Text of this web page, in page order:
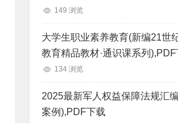
149 浏览
大学生职业素养教育(新编21世
教育精品教材·通识课系列),PDF
134 浏览
2025最新军人权益保障法规汇
案例),PDF下载